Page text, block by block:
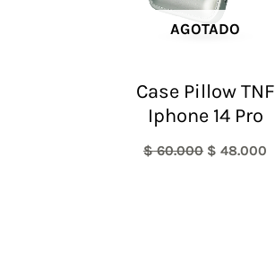
AGOTADO
Case Pillow TNF
Iphone 14 Pro
$60.000 $ 48.000